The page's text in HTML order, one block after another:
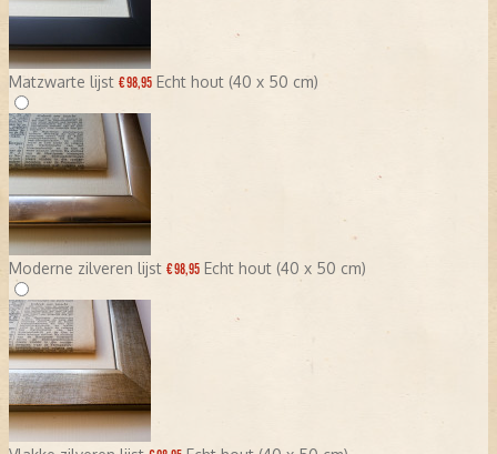
Matzwarte lijst € 98,95 Echt hout (40 x 50 cm)
Moderne zilveren lijst € 98,95 Echt hout (40 x 50 cm)